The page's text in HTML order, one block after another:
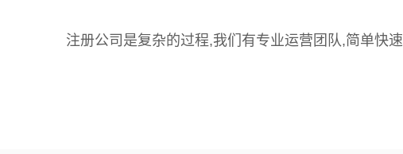
注册公司是复杂的过程,我们有专业运营团队,简单快速